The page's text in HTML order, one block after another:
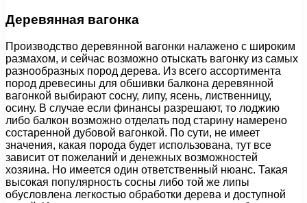
Деревянная вагонка
Производство деревянной вагонки налажено с широким
размахом, и сейчас возможно отыскать вагонку из самых
разнообразных пород дерева. Из всего ассортимента
пород древесины для обшивки балкона деревянной
вагонкой выбирают сосну, липу, ясень, лиственницу,
осину. В случае если финансы разрешают, то лоджию
либо балкон возможно отделать под старину намерено
состаренной дубовой вагонкой. По сути, не имеет
значения, какая порода будет использована, тут все
зависит от пожеланий и денежных возможностей
хозяина. Но имеется один ответственный нюанс. Такая
высокая популярность сосны либо той же липы
обусловлена легкостью обработки дерева и доступной